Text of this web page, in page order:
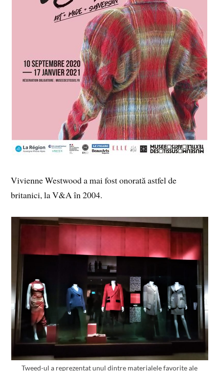
Vivienne Westwood a mai fost onorată astfel de
britanici, la V&A în 2004.
Tweed-ul a reprezentat unul dintre materialele favorite ale